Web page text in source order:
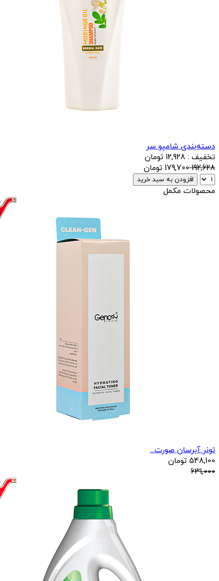
دسته‌بندی شامپو سر
تخفیف : 12,928 تومان
192,628
179,700 تومان
افزودن به سبد خرید
محصولات مکمل
تونر آبرسان صورت...
548,100 تومان
631,000